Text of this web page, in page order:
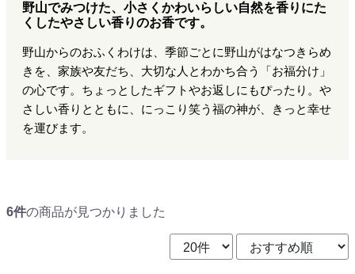
野山でみつけた、小さくかわいらしい自然を香りにた
くしたやさしい香りのお香です。
野山からのおふくわけは、季節ごとに野山がはなつきらめ
きを、家族や友だち、大切な人とわかち合う「お福分け」
の心です。ちょっとしたギフトやお返しにもぴったり。や
さしい香りとともに、にっこり笑う福の神が、きっと幸せ
を運びます。
6件の商品が見つかりました